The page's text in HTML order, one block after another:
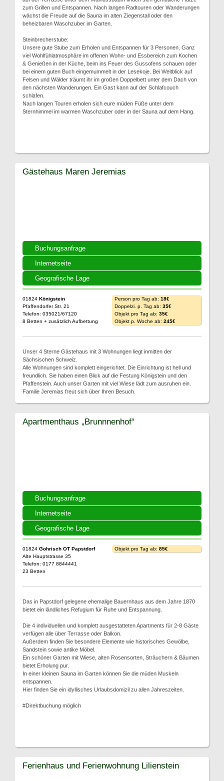
zum Grillen und Entspannen. Nach langen Radtouren oder Wanderungen
wächst die Freude auf die Sauna im alten Ziegenstall oder den
beheizbaren Waschzuber im Garten.
Steinbrecherstube:
Unsere gute Stube zum Erholen und Entspannen für 3 Personen. Ganz
viel Wohlfühlatmosphäre im offenen Wohn- und Essbereich zum Kochen
& Genießen in der Küche, beim ins Feuer des Gussofens schauen oder
bei einem guten Buch eingemummelt in der Lesekoje. Bei Weitblick auf
Felsen und Wälder träumt ihr im großen Doppelbett unter dem Dach von
den nächsten Wanderungen. Ein Gast kann auf der Schlafcouch
schlafen.
Nach langen Touren erholen sich eure müden Füße unter dem
Sternhimmel im warmen Waschzuber oder in der Sauna auf dem Hang.
Buchungsanfrage
Internetseite
Geografische Lage
Gästehaus Maren Jeremias
01824 Königstein
Pfaffendorfer Str. 21
Telefon: 035021/67120
8 Betten + zusätzlich Aufbettung
Person pro Tag ab: 18€
Doppelzi. p. Tag ab: 35€
Objekt pro Tag ab: 35€
Objekt p. Woche ab: 245€
Unser 4 Sterne Gästehaus mit 3 Wohnungen liegt inmitten der
Sächsischen Schweiz.
Alle Wohnungen sind komplett eingerichtet. Die Einrichtung ist hell und
freundlich. Sie haben einen Blick auf die Festung Königstein und den
Pfaffenstein. Auch unser Garten mit viel Wiese lädt zum ausruhen ein.
Familie Jeremias freut sich über Ihren Besuch.
Buchungsanfrage
Internetseite
Geografische Lage
Apartmenthaus „Brunnnenhof“
01824 Gohrisch OT Papstdorf
Alte Hauptstrasse 35
Telefon: 0177 8844441
23 Betten
Objekt pro Tag ab: 85€
Das in Papstdorf gelegene ehemalige Bauernhaus aus dem Jahre 1870
bietet ein ländliches Refugium für Ruhe und Entspannung.
Die 4 individuellen und komplett ausgestatteten Apartments für 2-8 Gäste
verfügen alle über Terrasse oder Balkon.
Außerdem finden Sie besondere Elemente wie historisches Gewölbe,
Sandstein sowie antike Möbel.
Ein schöner Garten mit Wiese, alten Rosensorten, Sträuchern & Bäumen
bietet Erholung pur.
In einer kleinen Sauna im Garten können Sie die müden Muskeln
entspannen.
Hier finden Sie ein idyllisches Urlaubsdomizil zu allen Jahreszeiten.
#Direktbuchung möglich
Ferienhaus und Ferienwohnung Lilienstein